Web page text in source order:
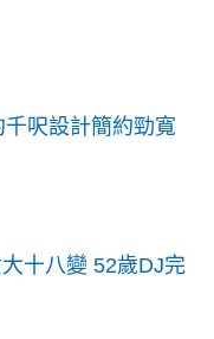
呎設計簡約勁寬
十八變 52歲DJ完